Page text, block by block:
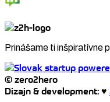
Prinášame ti inšpiratívne
© zero2hero
Dizajn & development: ♥